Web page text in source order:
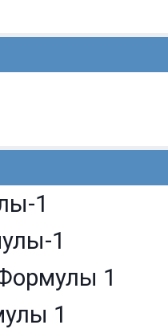
1
1
1
1